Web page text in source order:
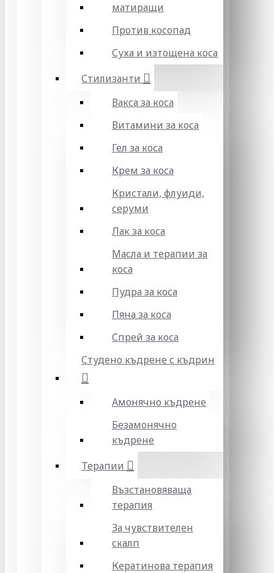
матиращи
Против косопад
Суха и изтощена коса
Стилизанти
Вакса за коса
Витамини за коса
Гел за коса
Крем за коса
Кристали, флуиди,
серуми
Лак за коса
Масла и терапии за
коса
Пудра за коса
Пяна за коса
Спрей за коса
Студено къдрене с къдрин
Амонячно къдрене
Безамонячно
къдрене
Терапии
Възстановяваща
терапия
За чувствителен
скалп
Кератинова терапия